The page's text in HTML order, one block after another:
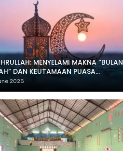
MENYELAMI MAKNA “BULAN
DAN KEUTAMAAN PUASA
2026